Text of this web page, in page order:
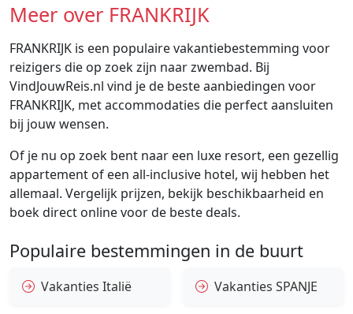
Meer over FRANKRIJK
FRANKRIJK is een populaire vakantiebestemming voor
reizigers die op zoek zijn naar zwembad. Bij
VindJouwReis.nl vind je de beste aanbiedingen voor
FRANKRIJK, met accommodaties die perfect aansluiten
bij jouw wensen.
Of je nu op zoek bent naar een luxe resort, een gezellig
appartement of een all-inclusive hotel, wij hebben het
allemaal. Vergelijk prijzen, bekijk beschikbaarheid en
boek direct online voor de beste deals.
Populaire bestemmingen in de buurt
Vakanties Italië Vakanties SPANJE